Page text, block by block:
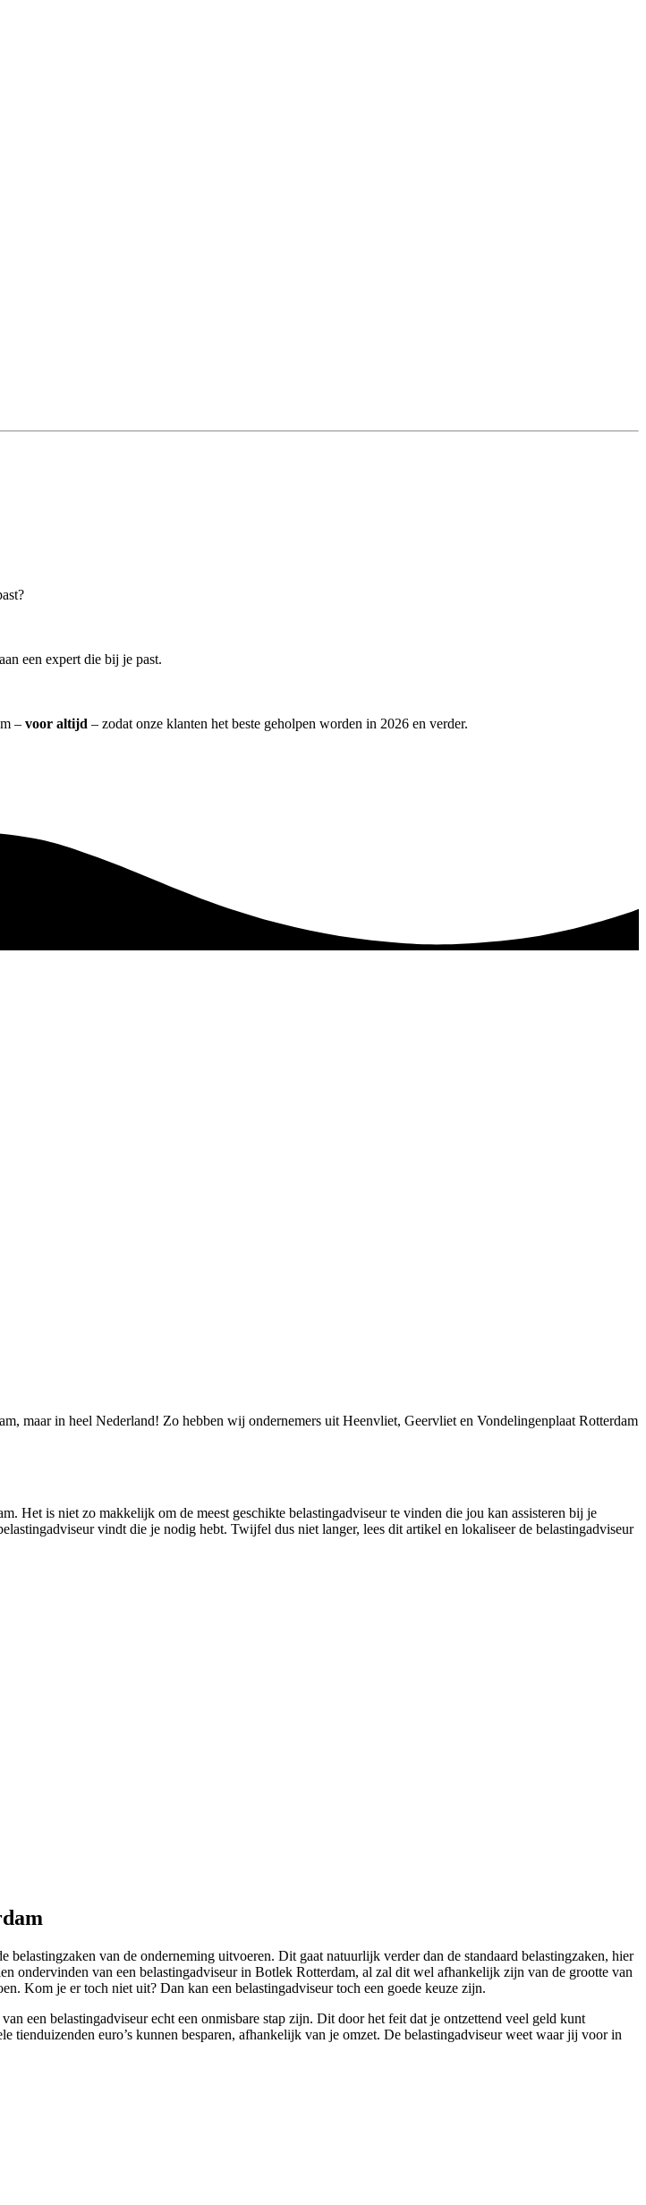
een expert die bij je past.
– voor altijd – zodat onze klanten het beste geholpen worden in 2026 en verder.
maar in heel Nederland! Zo hebben wij ondernemers uit Heenvliet, Geervliet en Vondelingenplaat Rotterdam
Het is niet zo makkelijk om de meest geschikte belastingadviseur te vinden die jou kan assisteren bij je
vindt die je nodig hebt. Twijfel dus niet langer, lees dit artikel en lokaliseer de belastingadviseur
van de onderneming uitvoeren. Dit gaat natuurlijk verder dan de standaard belastingzaken, hier
ondervinden van een belastingadviseur in Botlek Rotterdam, al zal dit wel afhankelijk zijn van de grootte van
Kom je er toch niet uit? Dan kan een belastingadviseur toch een goede keuze zijn.
een belastingadviseur echt een onmisbare stap zijn. Dit door het feit dat je ontzettend veel geld kunt
tienduizenden euro’s kunnen besparen, afhankelijk van je omzet. De belastingadviseur weet waar jij voor in